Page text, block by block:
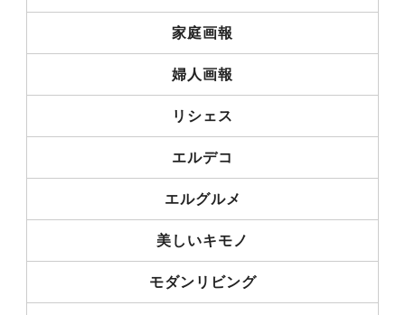
家庭画報
婦人画報
リシェス
エルデコ
エルグルメ
美しいキモノ
モダンリビング